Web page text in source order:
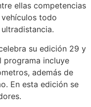
ellas competencias
todo
su edición 29 y
programa incluye
además de
En esta edición se